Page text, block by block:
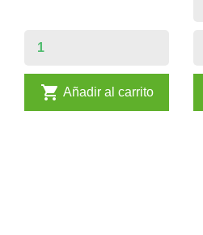
 Añadir al carrito